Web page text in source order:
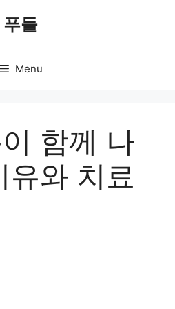
푸들
Menu
함께 나
유와 치료